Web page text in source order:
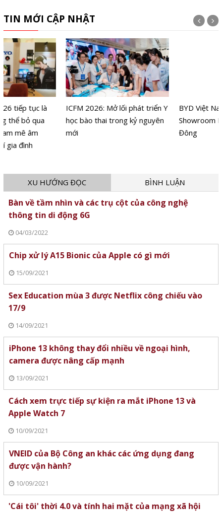
TIN MỚI CẬP NHẬT
ICFM 2026: Mở lối phát triển Y
học bào thai trong kỷ nguyên
mới
BYD Việt Nam khai trương
Showroom BYD HTA Hà
XU HƯỚNG ĐỌC BÌNH LUẬN
Bàn về tầm nhìn và các trụ cột của công nghệ
thông tin di động 6G
04/03/2022
Chip xử lý A15 Bionic của Apple có gì mới
15/09/2021
Sex Education mùa 3 được Netflix công chiếu vào
17/9
14/09/2021
iPhone 13 không thay đổi nhiều về ngoại hình,
camera được nâng cấp mạnh
13/09/2021
Cách xem trực tiếp sự kiện ra mắt iPhone 13 và
Apple Watch 7
10/09/2021
VNEID của Bộ Công an khác các ứng dụng đang
được vận hành?
10/09/2021
'Cái tôi' thời 4.0 và tính hai mặt của mạng xã hội